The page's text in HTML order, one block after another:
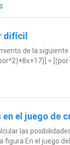
difícil
de la siguiente
=
el juego de
las
figura En el juego